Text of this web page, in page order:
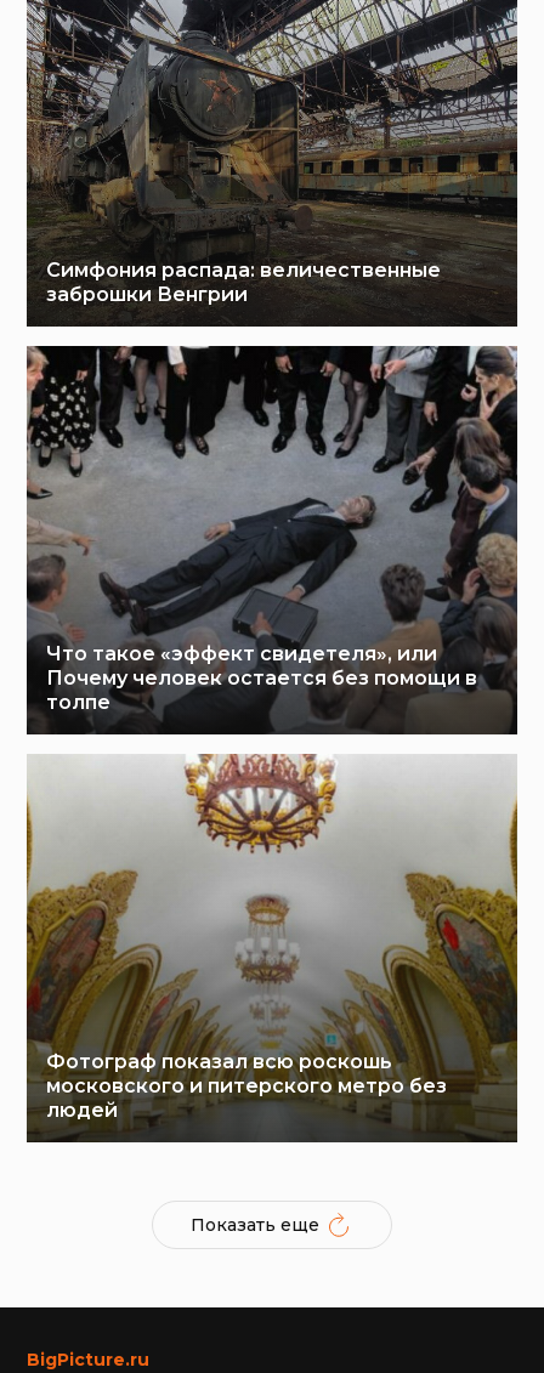
Симфония распада: величественные
заброшки Венгрии
Что такое «эффект свидетеля», или
Почему человек остается без помощи в
толпе
Фотограф показал всю роскошь
московского и питерского метро без
людей
Показать еще
BigPicture.ru